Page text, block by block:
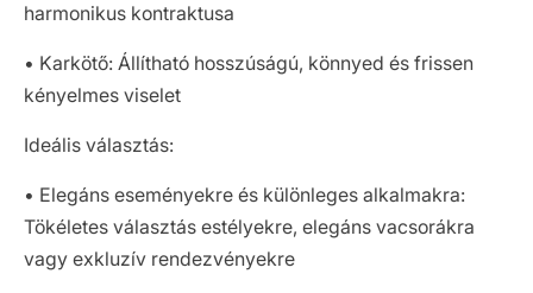
harmonikus kontraktusa
• Karkötő: Állítható hosszúságú, könnyed és frissen
kényelmes viselet
Ideális választás:
• Elegáns eseményekre és különleges alkalmakra:
Tökéletes választás estélyekre, elegáns vacsorákra
vagy exkluzív rendezvényekre